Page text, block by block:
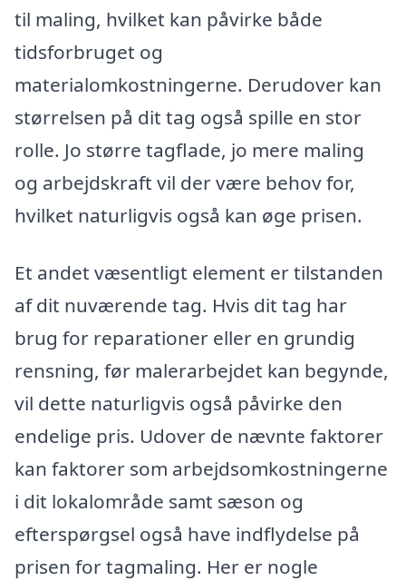
til maling, hvilket kan påvirke både
tidsforbruget og
materialomkostningerne. Derudover kan
størrelsen på dit tag også spille en stor
rolle. Jo større tagflade, jo mere maling
og arbejdskraft vil der være behov for,
hvilket naturligvis også kan øge prisen.
Et andet væsentligt element er tilstanden
af dit nuværende tag. Hvis dit tag har
brug for reparationer eller en grundig
rensning, før malerarbejdet kan begynde,
vil dette naturligvis også påvirke den
endelige pris. Udover de nævnte faktorer
kan faktorer som arbejdsomkostningerne
i dit lokalområde samt sæson og
efterspørgsel også have indflydelse på
prisen for tagmaling. Her er nogle